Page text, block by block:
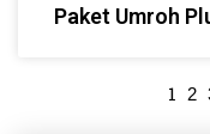
Paket Umroh
1 2